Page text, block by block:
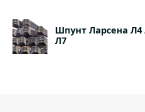
Шпунт Ларсена
Л7